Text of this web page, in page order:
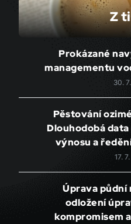
Z
Prokázané
managementu
30.
Pěstování
Dlouhodobá
výnosu a
17.
Úprava půdní
odložení
kompromisem